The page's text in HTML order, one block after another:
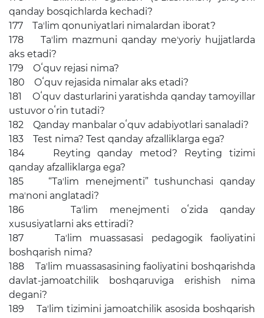
qanday bosqichlarda kechadi?
177 Taʼlim qonuniyatlari nimalardan iborat?
178 Taʼlim mazmuni qanday meʼyoriy hujjatlarda
aks etadi?
179 Oʻquv rejasi nima?
180 Oʻquv rejasida nimalar aks etadi?
181 Oʻquv dasturlarini yaratishda qanday tamoyillar
ustuvor oʻrin tutadi?
182 Qanday manbalar oʻquv adabiyotlari sanaladi?
183 Test nima? Test qanday afzalliklarga ega?
184 Reyting qanday metod? Reyting tizimi
qanday afzalliklarga ega?
185 “Taʼlim menejmenti” tushunchasi qanday
maʼnoni anglatadi?
186 Taʼlim menejmenti oʻzida qanday
xususiyatlarni aks ettiradi?
187 Taʼlim muassasasi pedagogik faoliyatini
boshqarish nima?
188 Taʼlim muassasasining faoliyatini boshqarishda
davlat-jamoatchilik boshqaruviga erishish nima
degani?
189 Taʼlim tizimini jamoatchilik asosida boshqarish